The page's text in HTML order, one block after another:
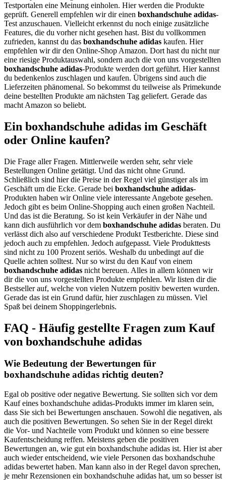
Testportalen eine Meinung einholen. Hier werden die Produkte
geprüft. Generell empfehlen wir dir einen boxhandschuhe adidas-
Test anzuschauen. Vielleicht erkennst du noch einige zusätzliche
Features, die du vorher nicht gesehen hast. Bist du vollkommen
zufrieden, kannst du das boxhandschuhe adidas kaufen. Hier
empfehlen wir dir den Online-Shop Amazon. Dort hast du nicht nur
eine riesige Produktauswahl, sondern auch die von uns vorgestellten
boxhandschuhe adidas-Produkte werden dort geführt. Hier kannst
du bedenkenlos zuschlagen und kaufen. Übrigens sind auch die
Lieferzeiten phänomenal. So bekommst du teilweise als Primekunde
deine bestellten Produkte am nächsten Tag geliefert. Gerade das
macht Amazon so beliebt.
Ein boxhandschuhe adidas im Geschäft
oder Online kaufen?
Die Frage aller Fragen. Mittlerweile werden sehr, sehr viele
Bestellungen Online getätigt. Und das nicht ohne Grund.
Schließlich sind hier die Preise in der Regel viel günstiger als im
Geschäft um die Ecke. Gerade bei boxhandschuhe adidas-
Produkten haben wir Online viele interessante Angebote gesehen.
Jedoch gibt es beim Online-Shopping auch einen großen Nachteil.
Und das ist die Beratung. So ist kein Verkäufer in der Nähe und
kann dich ausführlich vor dem boxhandschuhe adidas beraten. Du
verlässt dich also auf verschiedene Produkt Testberichte. Diese sind
jedoch auch zu empfehlen. Jedoch aufgepasst. Viele Produkttests
sind nicht zu 100 Prozent seriös. Weshalb du unbedingt auf die
Quelle achten solltest. Nur so wirst du den Kauf von einem
boxhandschuhe adidas nicht bereuen. Alles in allem können wir
dir die von uns vorgestellten Produkte empfehlen. Wir listen dir die
Bestseller auf, welche von vielen Nutzern positiv bewerten wurden.
Gerade das ist ein Grund dafür, hier zuschlagen zu müssen. Viel
Spaß bei deinem Shoppingerlebnis.
FAQ - Häufig gestellte Fragen zum Kauf
von boxhandschuhe adidas
Wie Bedeutung der Bewertungen für
boxhandschuhe adidas richtig deuten?
Egal ob positive oder negative Bewertung. Sie sollten sich vor dem
Kauf eines boxhandschuhe adidas-Produkts immer im klaren sein,
dass Sie sich bei Bewertungen anschauen. Sowohl die negativen, als
auch die positiven Bewertungen. So sehen Sie in der Regel direkt
die Vor- und Nachteile vom Produkt und können so eine bessere
Kaufentscheidung reffen. Meistens geben die positiven
Bewertungen an, wie gut ein boxhandschuhe adidas ist. Hier ist aber
auch wieder entscheidend, wie viele Personen das boxhandschuhe
adidas bewertet haben. Man kann also in der Regel davon sprechen,
je mehr Rezensionen ein boxhandschuhe adidas hat, um so besser ist